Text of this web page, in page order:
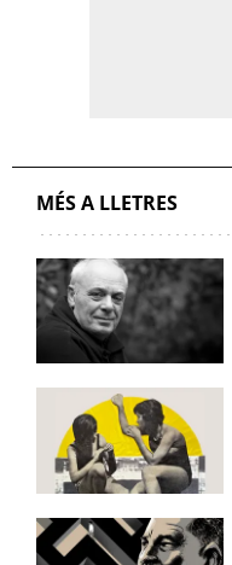
MÉS A LLETRES